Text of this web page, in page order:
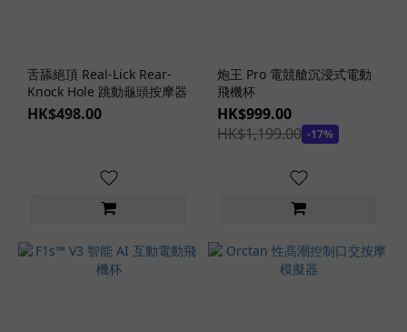
舌舔絕頂 Real-Lick Rear-
Knock Hole 跳動龜頭按摩器
HK$498.00
炮王 Pro 電競艙沉浸式電動
飛機杯
HK$999.00
HK$1,199.00 -17%